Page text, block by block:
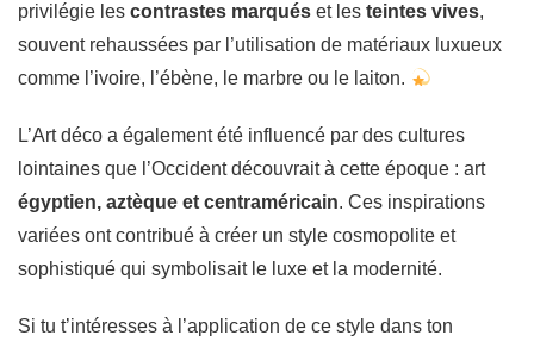
privilégie les contrastes marqués et les teintes vives,
souvent rehaussées par l’utilisation de matériaux luxueux
comme l’ivoire, l’ébène, le marbre ou le laiton.
L’Art déco a également été influencé par des cultures
lointaines que l’Occident découvrait à cette époque : art
égyptien, aztèque et centraméricain. Ces inspirations
variées ont contribué à créer un style cosmopolite et
sophistiqué qui symbolisait le luxe et la modernité.
Si tu t’intéresses à l’application de ce style dans ton